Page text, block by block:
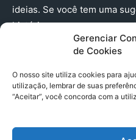
Gerenciar
de Cookies
O nosso site utiliza cookies para
utilização, lembrar de suas
“Aceitar”, você concorda com a
ideias. Se você tem uma
história que merece ser
(91) 98224 - 3111